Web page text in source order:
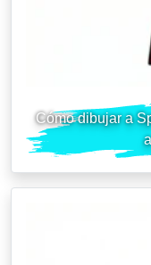
Cómo dibujar a